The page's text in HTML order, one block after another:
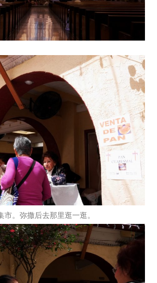
。弥撒后去那里逛一逛。